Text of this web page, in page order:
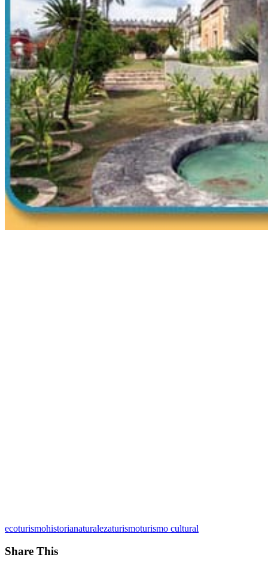
ecoturismohistorianaturalezaturismoturismo cultural
Share This